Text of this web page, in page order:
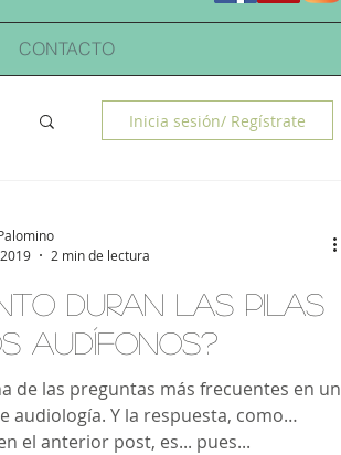
CONTACTO
Inicia sesión/ Regístrate
2 min de lectura
DURAN LAS PILAS
AUDÍFONOS?
de las preguntas más frecuentes en un
audiología. Y la respuesta, como
el anterior post, es... pues...